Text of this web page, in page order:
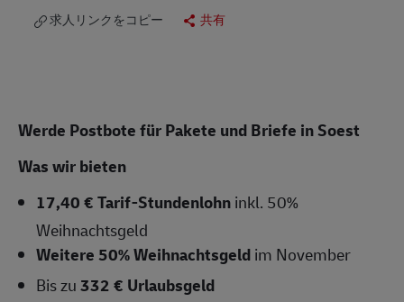
求人リンクをコピー 共有
Werde Postbote für Pakete und Briefe in Soest
Was wir bieten
17,40 € Tarif-Stundenlohninkl. 50%
Weihnachtsgeld
Weitere 50% Weihnachtsgeldim November
Bis zu332 € Urlaubsgeld